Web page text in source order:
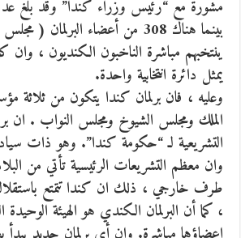
بينما هناك 308 من أعضاء
ينتخبهم مباشرة الناخبون الكنديون ، وان
يمثل دائرة انتخابية واحدة.
وعليه ، فان برلمان كندا يتكون من ثلاثة
الملك ومجلس الشيوخ ومجلس النواب . ان
التشريعية لـ “حكومة كندا”. وهو ذات
وان معظم التشريعات الرئيسية تأتي من
طرف خارجي ، ذلك ان كندا تتمتع
، كما أن البرلمان الكندي هو الهيئة الوحيدة